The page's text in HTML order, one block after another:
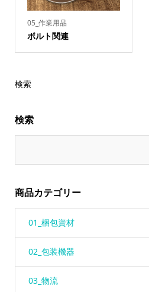
05_作業用品
ボルト関連
検索
検索
商品カテゴリー
01_梱包資材
02_包装機器
03_物流